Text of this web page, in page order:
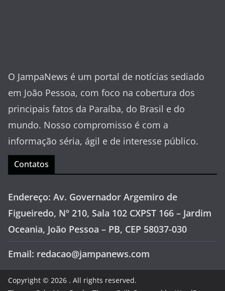
O JampaNews é um portal de notícias sediado
em João Pessoa, com foco na cobertura dos
principais fatos da Paraíba, do Brasil e do
mundo. Nosso compromisso é com a
informação séria, ágil e de interesse público.
Contatos
Endereço: Av. Governador Argemiro de
Figueiredo, Nº 210, Sala 102 CXPST 166 – Jardim
Oceania, João Pessoa – PB, CEP 58037-030
Email: redacao@jampanews.com
Copyright © 2026 . All rights reserved.